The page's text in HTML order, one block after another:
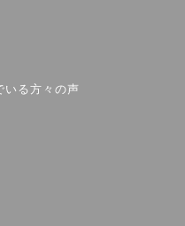
いる方々の声